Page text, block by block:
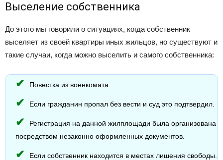
Выселение собственника
До этого мы говорили о ситуациях, когда собственник
выселяет из своей квартиры иных жильцов, но существуют и
такие случаи, когда можно выселить и самого собственника:
Повестка из военкомата.
Если гражданин пропал без вести и суд это подтвердил.
Регистрация на данной жилплощади была организована
посредством незаконно оформленных документов.
Если собственник находится в местах лишения свободы.